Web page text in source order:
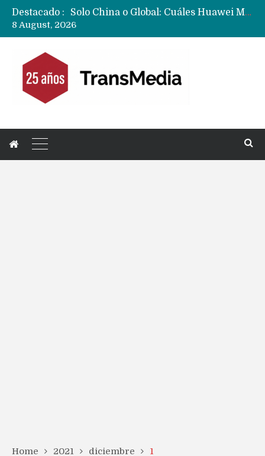
Destacado :
Data Centers de Huawei en Chile, México, Brasil,Perú y Argentina podrían verse afectados por arremetida de EE.UU
8 August, 2026
Home 2021 diciembre 1